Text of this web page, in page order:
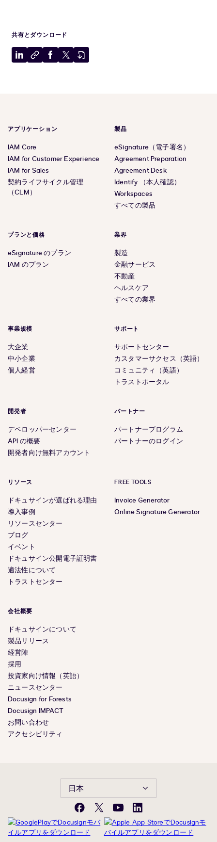
共有とダウンロード
LinkedIn
ク
に
コ
ピ
ー
Facebook
X
PDF
アプリケーション
IAM Core
IAM for Customer Experience
IAM for Sales
契約ライフサイクル管理
（CLM）
製品
eSignature（電子署名）
Agreement Preparation
Agreement Desk
Identify （本人確認）
Workspaces
すべての製品
プランと価格
eSignature のプラン
IAM のプラン
業界
製造
金融サービス
不動産
ヘルスケア
すべての業界
事業規模
大企業
中小企業
個人経営
サポート
サポートセンター
カスタマーサクセス（英語）
コミュニティ（英語）
トラストポータル
開発者
デベロッパーセンター
API の概要
開発者向け無料アカウント
パートナー
パートナープログラム
パートナーのログイン
リソース
ドキュサインが選ばれる理由
導入事例
リソースセンター
ブログ
イベント
ドキュサイン公開電子証明書
適法性について
トラストセンター
FREE TOOLS
Invoice Generator
Online Signature Generator
会社概要
ドキュサインについて
製品リリース
経営陣
採用
投資家向け情報（英語）
ニュースセンター
Docusign for Forests
Docusign IMPACT
お問い合わせ
アクセシビリティ
日本
Facebook
X(旧
Twitter)
YouTubeLinkedIn